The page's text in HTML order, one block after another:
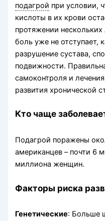
подагрой при условии,
кислоты в их крови
протяжении
боль уже не отступает,
разрушение сустава,
подвижности.
самоконтроля и
развития хронической
Кто чаще
Подагрой поражены
американцев – почти 6
миллиона женщин.
Факторы риска
Генетические: Больше